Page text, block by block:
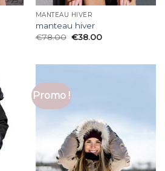
MANTEAU HIVER
manteau hiver
€78.00 €38.00
Promo !